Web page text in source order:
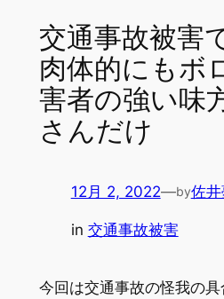
交通事故被害
肉体的にもボ
害者の強い味
さんだけ
12月 2, 2022—by佐
in 交通事故被害
今回は交通事故の怪我の